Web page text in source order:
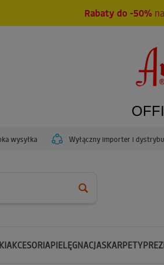
Rabaty do -50% na
wysyłka Wyłączny importer i
AKCESORIAPIELĘGNACJASKARPETY